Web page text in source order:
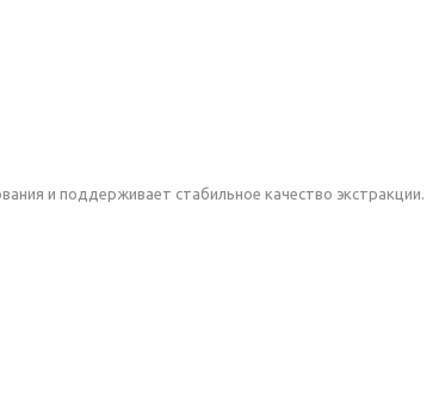
и поддерживает стабильное качество экстракции.